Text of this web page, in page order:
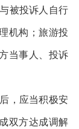
被投诉人自行
机构；旅游投
当事人、投诉
，应当积极安
双方达成调解